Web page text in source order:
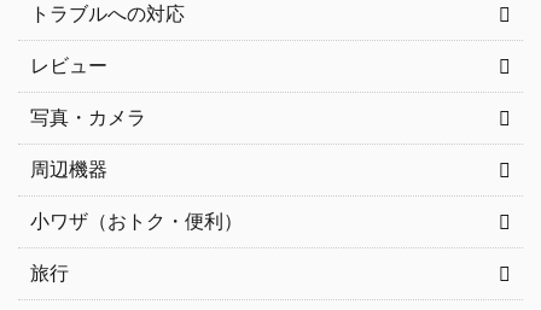
トラブルへの対応
レビュー
写真・カメラ
周辺機器
小ワザ（おトク・便利）
旅行